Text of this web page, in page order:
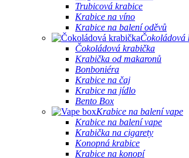
Trubicová krabice
Krabice na víno
Krabice na balení oděvů
Čokoládová
Čokoládová krabička
Krabička od makaronů
Bonboniéra
Krabice na čaj
Krabice na jídlo
Bento Box
Krabice na balení vape
Krabice na balení vape
Krabička na cigarety
Konopná krabice
Krabice na konopí